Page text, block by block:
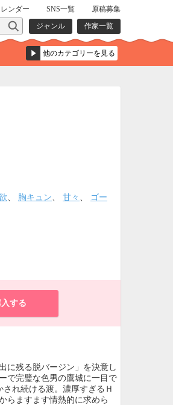
ンダー SNS一覧
原稿募集
ジャンル
作家一覧
、 胸キュン、 甘々 、
ゴー
する
に残る脱バージン」を決意し
で完璧な色男の鷹城に一目で
れ続ける渡。濃厚すぎるＨ
らますます情熱的に求めら